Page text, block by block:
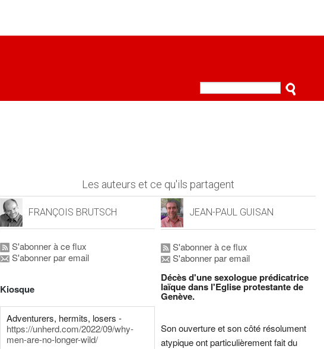
Les auteurs et ce qu'ils partagent
FRANÇOIS BRUTSCH
S'abonner à ce flux
S'abonner par email
Kiosque
Adventurers, hermits, losers -
https://unherd.com/2022/09/why-
men-are-no-longer-wild/
JEAN-PAUL GUISAN
S'abonner à ce flux
S'abonner par email
Décès d'une sexologue prédicatrice
laïque dans l'Eglise protestante de
Genève.
Son ouverture et son côté résolument
atypique ont particulièrement fait du